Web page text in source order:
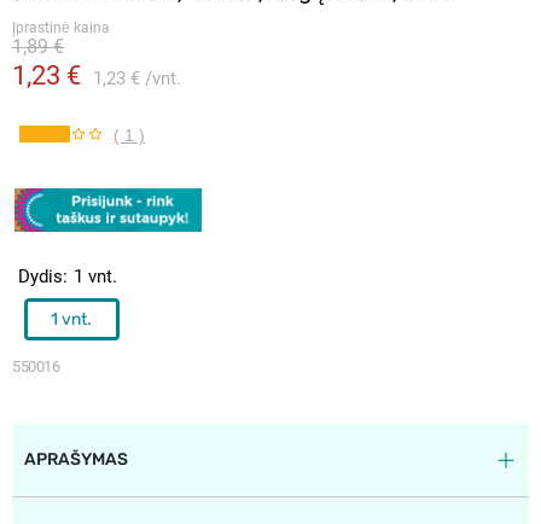
Įprastinė kaina
1,23 € 1,23 € vnt.
1,89 €
( 1 )
550016
Dydis 1 vnt.
1 vnt.
APRAŠYMAS